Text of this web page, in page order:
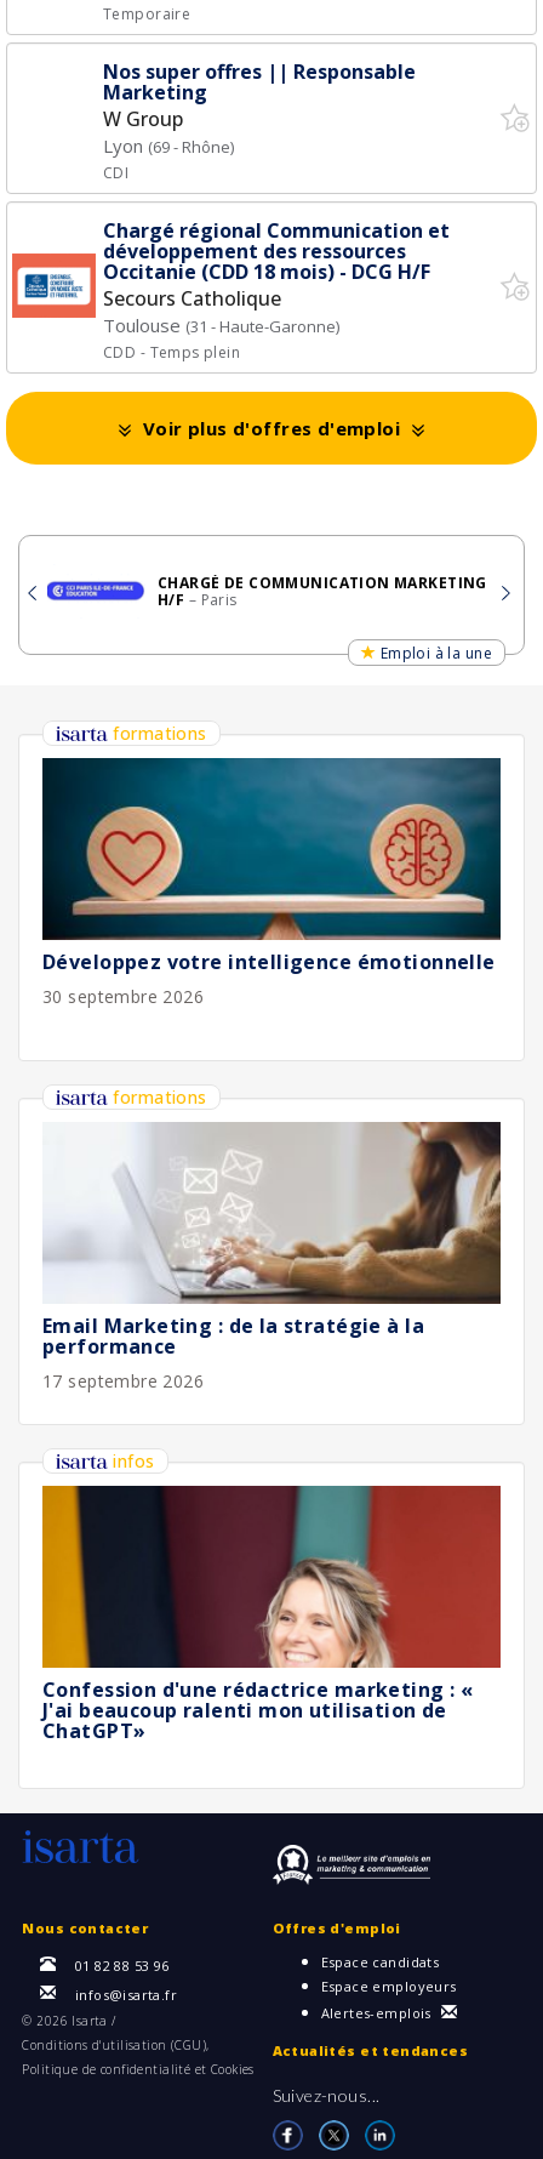
Temporaire
Nos super offres || Responsable
Marketing
W Group
Lyon (69 - Rhône)
CDI
Chargé régional Communication et
développement des ressources
Occitanie (CDD 18 mois) - DCG H/F
Secours Catholique
Toulouse (31 - Haute-Garonne)
CDD - Temps plein
Voir plus d'offres d'emploi
CHARGÉ DE COMMUNICATION MARKETING
H/F – Paris
Emploi à la une
formations
Développez votre intelligence émotionnelle
30 septembre 2026
formations
Email Marketing : de la stratégie à la
performance
17 septembre 2026
infos
Confession d'une rédactrice marketing : «
J'ai beaucoup ralenti mon utilisation de
ChatGPT»
Nous contacter
01 82 88 53 96
infos@isarta.fr
©2026 Isarta /
Conditions d'utilisation (CGU),
Politique de confidentialité et Cookies
Offres d'emploi
Espace candidats
Espace employeurs
Alertes-emplois
Actualités et tendances
Suivez-nous...